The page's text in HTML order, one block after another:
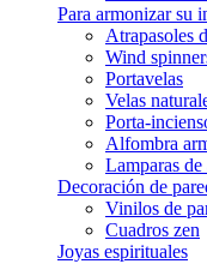
Para armonizar su
Atrapasoles
Wind
Portavelas
Velas
Porta-
Alfombra
Lamparas de
Decoración de
Vinilos de
Cuadros zen
Joyas espirituales